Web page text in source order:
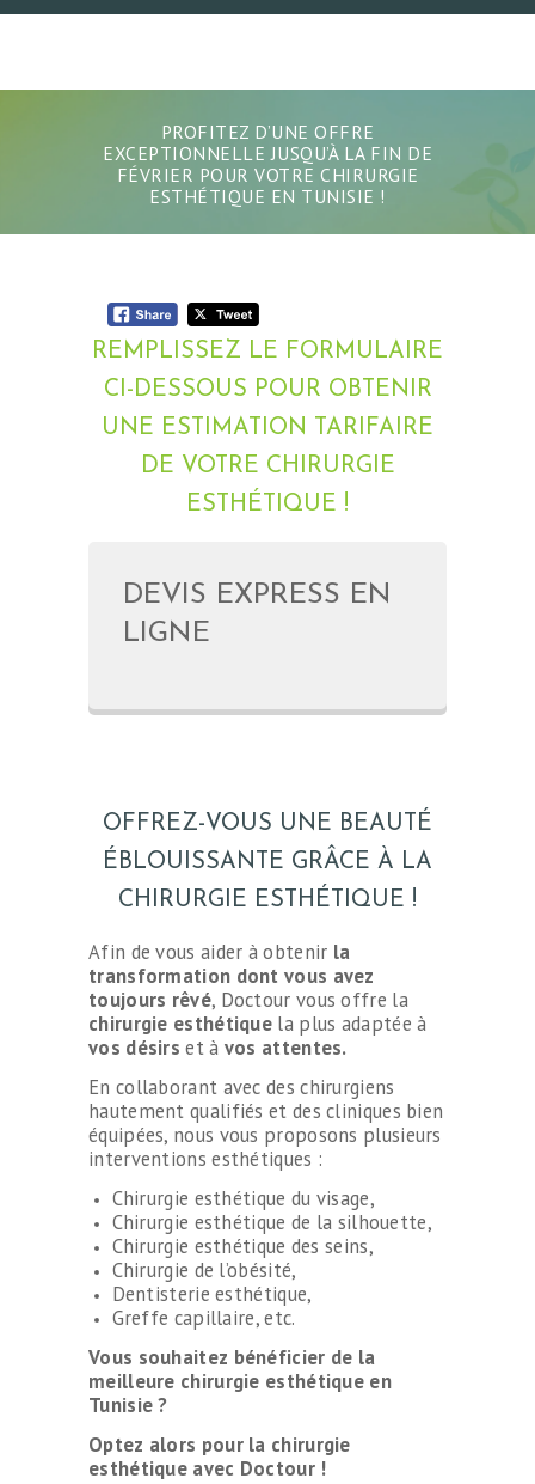
PROFITEZ D’UNE OFFRE
EXCEPTIONNELLE JUSQU’À LA FIN DE
FÉVRIER POUR VOTRE CHIRURGIE
ESTHÉTIQUE EN TUNISIE !
REMPLISSEZ LE FORMULAIRE
CI-DESSOUS POUR OBTENIR
UNE ESTIMATION TARIFAIRE
DE VOTRE CHIRURGIE
ESTHÉTIQUE !
DEVIS EXPRESS EN
LIGNE
OFFREZ-VOUS UNE BEAUTÉ
ÉBLOUISSANTE GRÂCE À LA
CHIRURGIE ESTHÉTIQUE !
Afin de vous aider à obtenir la
transformation dont vous avez
toujours rêvé, Doctour vous offre la
chirurgie esthétique la plus adaptée à
vos désirs et à vos attentes.
En collaborant avec des chirurgiens
hautement qualifiés et des cliniques bien
équipées, nous vous proposons plusieurs
interventions esthétiques :
Chirurgie esthétique du visage,
Chirurgie esthétique de la silhouette,
Chirurgie esthétique des seins,
Chirurgie de l’obésité,
Dentisterie esthétique,
Greffe capillaire, etc.
Vous souhaitez bénéficier de la
meilleure chirurgie esthétique en
Tunisie ?
Optez alors pour la chirurgie
esthétique avec Doctour !